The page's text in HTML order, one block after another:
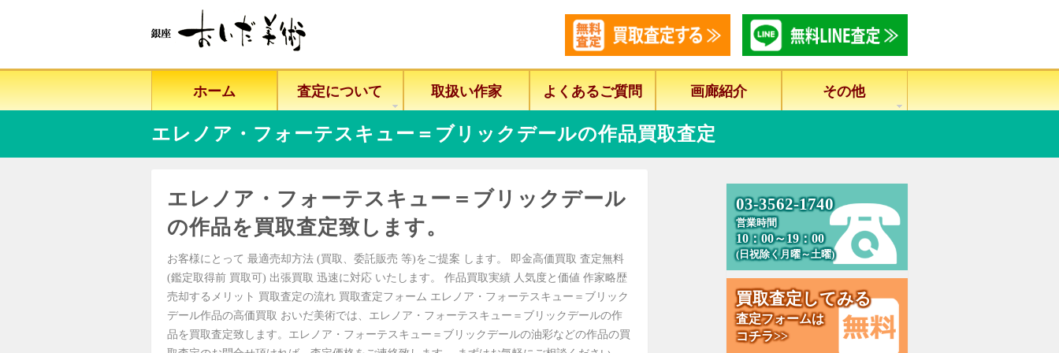
ホーム 査定について 取扱い作家 よくあるご質問 画廊紹介 その他
エレノア・フォーテスキュー＝ブリックデールの作品買取査定
エレノア・フォーテスキュー＝ブリックデール
の作品を買取査定致します。
お客様にとって 最適売却方法 (買取、委託販売 等)をご提案 します。 即金高価買取 査定無料
(鑑定取得前 買取可) 出張買取 迅速に対応 いたします。 作品買取実績 人気度と価値 作家略歴
売却するメリット 買取査定の流れ 買取査定フォーム エレノア・フォーテスキュー＝ブリック
デール作品の高価買取 おいだ美術では、エレノア・フォーテスキュー＝ブリックデールの作
品を買取査定致します。エレノア・フォーテスキュー＝ブリックデールの油彩などの作品の買
03-3562-1740
営業時間
10：00～19：00
(日祝除く月曜～土曜)
買取査定してみる
査定フォームは
コチラ>>